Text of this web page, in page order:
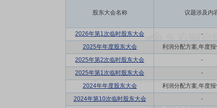
股东大会名称 议题涉及内
2026年第1次临时股东大会
-
2025年年度股东大会
利润分配方案,年度
2025年第2次临时股东大会
-
2025年第1次临时股东大会
-
2024年年度股东大会
利润分配方案,年度
2024年第10次临时股东大会
-